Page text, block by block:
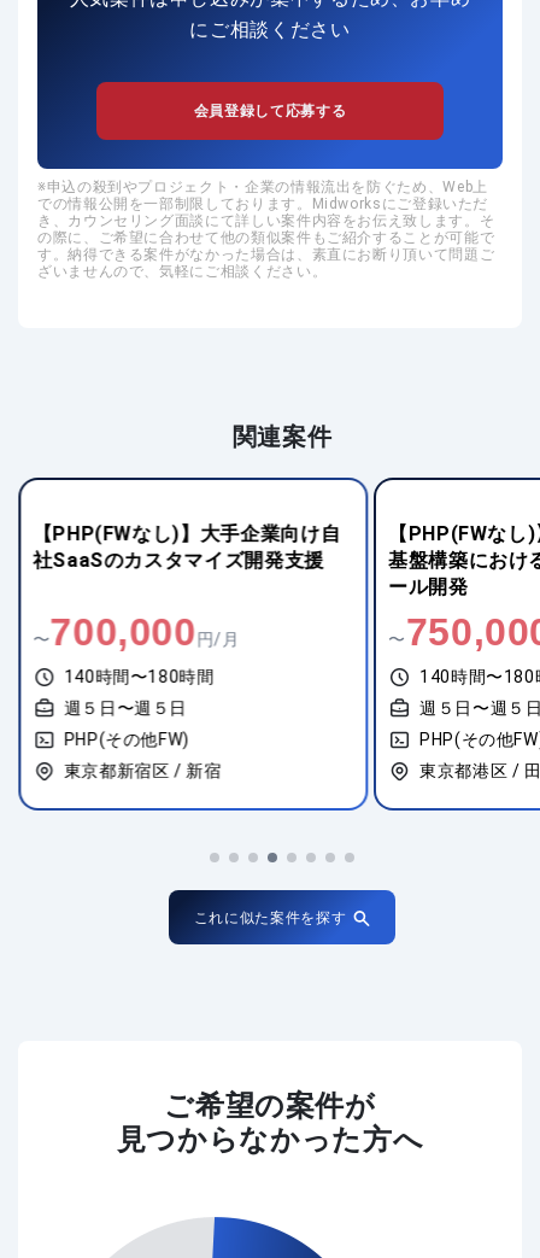
にご相談ください
会員登録して応募する
申込の殺到やプロジェクト・企業の情報流出を防ぐため、Web上
での情報公開を一部制限しております。Midworksにご登録いただ
き、カウンセリング面談にて詳しい案件内容をお伝え致します。そ
の際に、ご希望に合わせて他の類似案件もご紹介することが可能で
す。納得できる案件がなかった場合は、素直にお断り頂いて問題ご
ざいませんので、気軽にご相談ください。
関連案件
【PHP(FWなし)】大手企業向け自
社SaaSのカスタマイズ開発支援
〜700,000円/月
140時間〜180時間
週５日〜週５日
PHP(その他FW)
東京都新宿区 / 新宿
【PHP(FWな
基盤構築におけ
ール開発
〜
140時間〜180
週５日〜週５
PHP(その他
東京都港区 /
これに似た案件を探す
ご希望の案件が
見つからなかった方へ